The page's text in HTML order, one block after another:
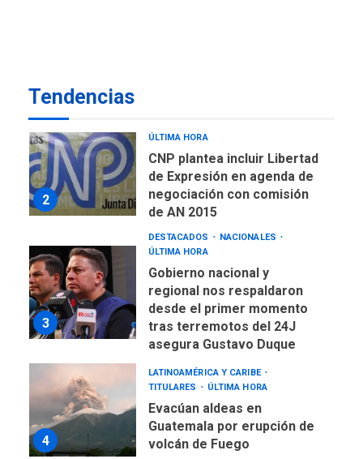
Tendencias
2
ÚLTIMA HORA
CNP plantea incluir Libertad
de Expresión en agenda de
negociación con comisión
de AN 2015
3
DESTACADOS
NACIONALES
ÚLTIMA HORA
Gobierno nacional y
regional nos respaldaron
desde el primer momento
tras terremotos del 24J
asegura Gustavo Duque
4
LATINOAMÉRICA Y CARIBE
TITULARES
ÚLTIMA HORA
Evacúan aldeas en
Guatemala por erupción de
volcán de Fuego